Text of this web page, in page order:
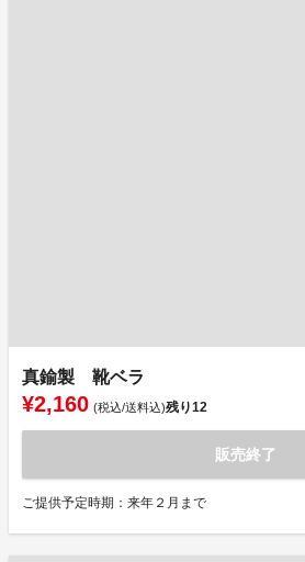
真鍮製 靴ベラ
¥2,160 (税込/送料込)残り12
販売終了
ご提供予定時期：来年２月まで